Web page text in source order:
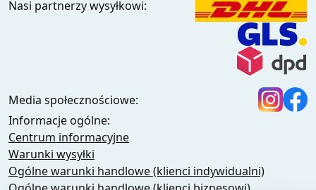
Nasi partnerzy wysyłkowi:
Media społecznościowe:
Informacje ogólne:
Centrum informacyjne
Warunki wysyłki
Ogólne warunki handlowe (klienci indywidualni)